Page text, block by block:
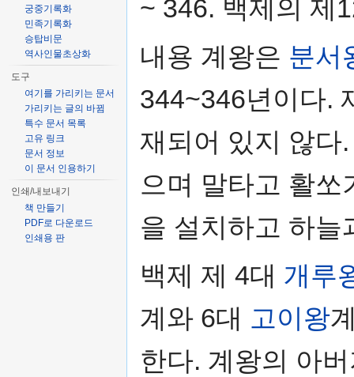
~ 346. 백제의 제
내용 계왕은 분서
344~346년이다.
재되어 있지 않다
으며 말타고 활쏘
을 설치하고 하늘
백제 제 4대 개루
계와 6대 고이왕
한다. 계왕의 아
궁중기록화
민족기록화
승탑비문
역사인물초상화
도구
여기를 가리키는 문서
가리키는 글의 바뀜
특수 문서 목록
고유 링크
문서 정보
이 문서 인용하기
인쇄/내보내기
책 만들기
PDF로 다운로드
인쇄용 판